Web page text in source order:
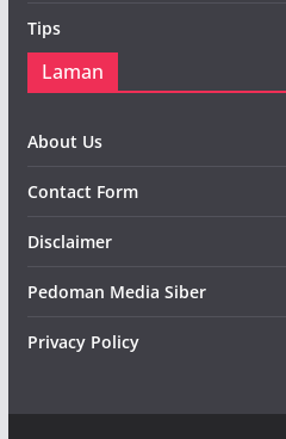
Tips
Laman
About Us
Contact Form
Disclaimer
Pedoman Media Siber
Privacy Policy